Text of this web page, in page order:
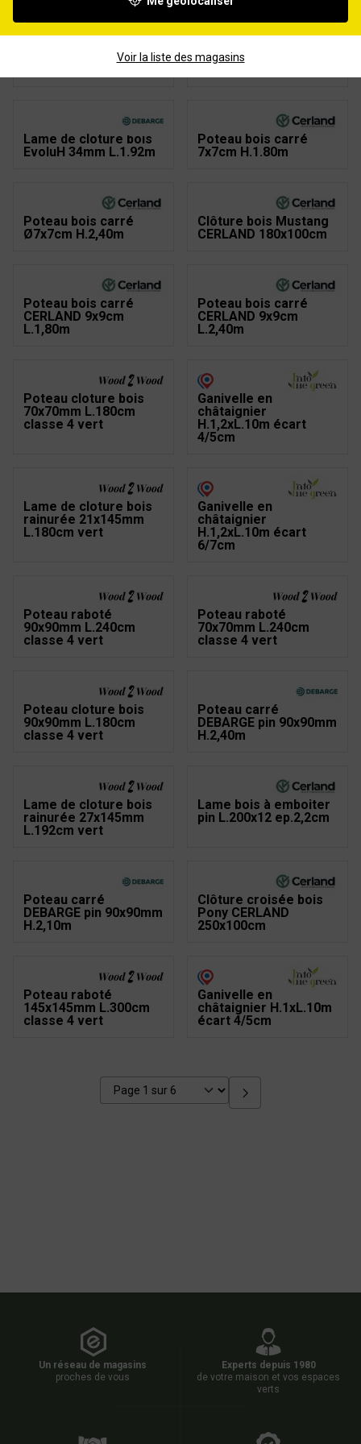
L.195cm vert
Lame de cloture bois
EvoluH 34mm L.1.92m
Poteau bois carré
7x7cm H.1.80m
Poteau bois carré
Ø7x7cm H.2,40m
Clôture bois Mustang
CERLAND 180x100cm
Poteau bois carré
CERLAND 9x9cm
L.1,80m
Poteau bois carré
CERLAND 9x9cm
L.2,40m
Poteau cloture bois
70x70mm L.180cm
classe 4 vert
Ganivelle en
châtaignier
H.1,2xL.10m écart
4/5cm
Lame de cloture bois
rainurée 21x145mm
L.180cm vert
Ganivelle en
châtaignier
H.1,2xL.10m écart
6/7cm
Poteau raboté
90x90mm L.240cm
classe 4 vert
Poteau raboté
70x70mm L.240cm
classe 4 vert
Poteau cloture bois
90x90mm L.180cm
classe 4 vert
Poteau carré
DEBARGE pin 90x90mm
H.2,40m
Lame de cloture bois
rainurée 27x145mm
L.192cm vert
Lame bois à emboiter
pin L.200x12 ep.2,2cm
Poteau carré
DEBARGE pin 90x90mm
H.2,10m
Clôture croisée bois
Pony CERLAND
250x100cm
Poteau raboté
145x145mm L.300cm
classe 4 vert
Ganivelle en
châtaignier H.1xL.10m
écart 4/5cm
Un réseau de magasins
proches de vous
Experts depuis 1980
de votre maison et vos espaces
verts
Voir la liste des magasins